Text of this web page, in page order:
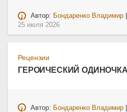
Автор: Бондаренко Владимир
25 июля 2026
Рецензии
ГЕРОИЧЕСКИЙ ОДИНОЧКА
Автор: Бондаренко Владимир